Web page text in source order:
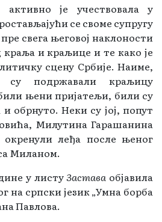
активно је учествовала у
се своме супругу
свега његовој наклоности
краља и краљице и те како је
сцену Србије. Наиме,
су подржавали краљицу
њени пријатељи, били су
обрнуто. Неки су јој, попут
Милутина Гарашанина
леђа после њеног
Миланом.
у листуЗастава објавила
на српски језик „Умна борба
Павлова.